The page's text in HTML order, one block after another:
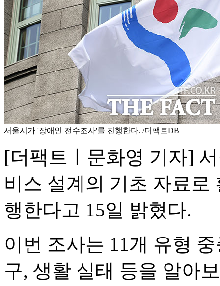
서울시가 '장애인 전수조사'를 진행한다. /더팩트DB
[더팩트ㅣ문화영 기자]
비스 설계의 기초 자료로
행한다고 15일 밝혔다.
이번 조사는 11개 유형
구, 생활 실태 등을 알아